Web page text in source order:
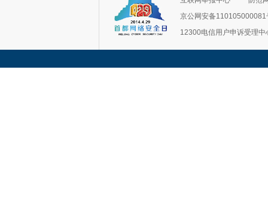
京公网安备110105000081
12300电信用户申诉受理中